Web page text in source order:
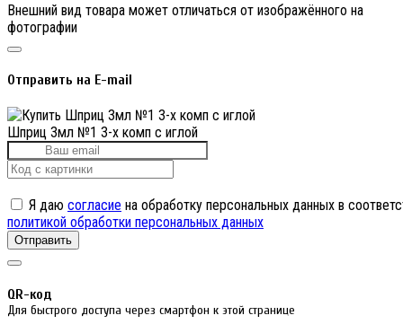
Внешний вид товара может отличаться от изображённого на
фотографии
Отправить на E-mail
Шприц 3мл №1 3-х комп с иглой
Я даю согласие на обработку персональных данных в
политикой обработки персональных данных
Отправить
QR-код
Для быстрого доступа через смартфон к этой странице